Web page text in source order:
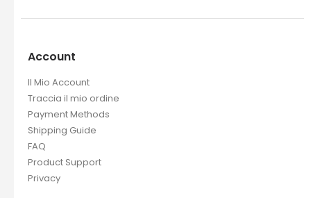
Account
Il Mio Account
Traccia il mio ordine
Payment Methods
Shipping Guide
FAQ
Product Support